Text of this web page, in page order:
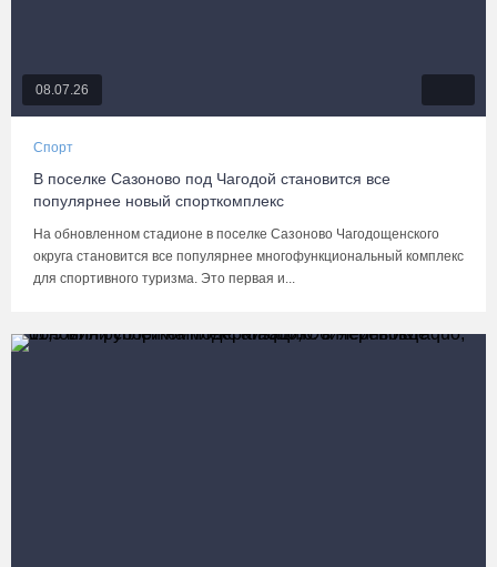
08.07.26
Спорт
В поселке Сазоново под Чагодой становится все
популярнее новый спорткомплекс
На обновленном стадионе в поселке Сазоново Чагодощенского
округа становится все популярнее многофункциональный комплекс
для спортивного туризма. Это первая и...